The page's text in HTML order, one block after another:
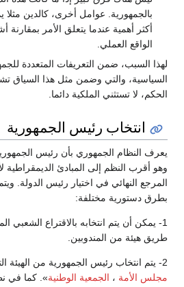
بالجمهورية. عوامل أخرى، كالدين
أكثر أهمية عندما يتعلق الأمر
الواقع العملي.
لهذا السبب، ضمن التعريفات المتعددة
السياسية، والتي وضمن مثل هذا السياق
الحكم، لا تستثني الملكية دائما.
انتخاب رئيس الجمهورية
يعرف النظام الجمهوري بأن رئيس
وهو أقرب النظم إلى المبادئ الديمقراطية
المرجع النهائي في اختيار رئيس الدولة.
بطرق دستورية مختلفة:
1- يمكن أن يتم انتخابه بالاقتراع الشعبي
طريق هيئة من المندوبين.
2- يتم انتخاب رئيس الجمهورية من الهيئة التشريعية «
مجلس الأمة ، الجمعية الوطنية». كما في